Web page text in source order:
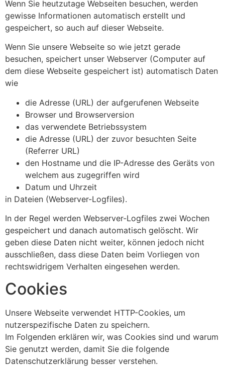
Wenn Sie heutzutage Webseiten besuchen, werden
gewisse Informationen automatisch erstellt und
gespeichert, so auch auf dieser Webseite.
Wenn Sie unsere Webseite so wie jetzt gerade
besuchen, speichert unser Webserver (Computer auf
dem diese Webseite gespeichert ist) automatisch Daten
wie
die Adresse (URL) der aufgerufenen Webseite
Browser und Browserversion
das verwendete Betriebssystem
die Adresse (URL) der zuvor besuchten Seite
(Referrer URL)
den Hostname und die IP-Adresse des Geräts von
welchem aus zugegriffen wird
Datum und Uhrzeit
in Dateien (Webserver-Logfiles).
In der Regel werden Webserver-Logfiles zwei Wochen
gespeichert und danach automatisch gelöscht. Wir
geben diese Daten nicht weiter, können jedoch nicht
ausschließen, dass diese Daten beim Vorliegen von
rechtswidrigem Verhalten eingesehen werden.
Cookies
Unsere Webseite verwendet HTTP-Cookies, um
nutzerspezifische Daten zu speichern.
Im Folgenden erklären wir, was Cookies sind und warum
Sie genutzt werden, damit Sie die folgende
Datenschutzerklärung besser verstehen.